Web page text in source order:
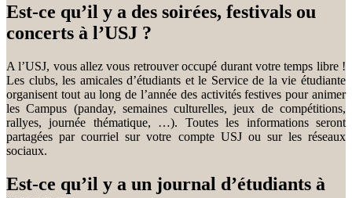
Est-ce qu’il y a des soirées, festivals ou
concerts à l’USJ ?
A l’USJ, vous allez vous retrouver occupé durant votre temps libre !
Les clubs, les amicales d’étudiants et le Service de la vie étudiante
organisent tout au long de l’année des activités festives pour animer
les Campus (panday, semaines culturelles, jeux de compétitions,
rallyes, journée thématique, …). Toutes les informations seront
partagées par courriel sur votre compte USJ ou sur les réseaux
sociaux.
Est-ce qu’il y a un journal d’étudiants à